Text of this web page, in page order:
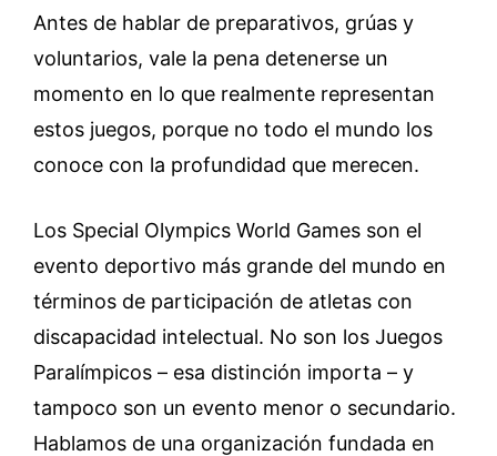
Antes de hablar de preparativos, grúas y
voluntarios, vale la pena detenerse un
momento en lo que realmente representan
estos juegos, porque no todo el mundo los
conoce con la profundidad que merecen.
Los Special Olympics World Games son el
evento deportivo más grande del mundo en
términos de participación de atletas con
discapacidad intelectual. No son los Juegos
Paralímpicos – esa distinción importa – y
tampoco son un evento menor o secundario.
Hablamos de una organización fundada en